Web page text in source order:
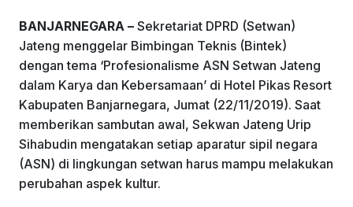
o
k
p
BANJARNEGARA – Sekretariat DPRD (Setwan)
Jateng menggelar Bimbingan Teknis (Bintek)
dengan tema ‘Profesionalisme ASN Setwan Jateng
dalam Karya dan Kebersamaan’ di Hotel Pikas Resort
Kabupaten Banjarnegara, Jumat (22/11/2019). Saat
memberikan sambutan awal, Sekwan Jateng Urip
Sihabudin mengatakan setiap aparatur sipil negara
(ASN) di lingkungan setwan harus mampu melakukan
perubahan aspek kultur.